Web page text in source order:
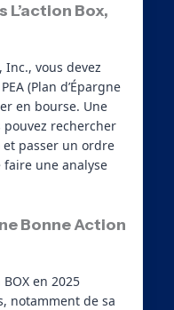
Box,
Inc., vous devez
(Plan d’Épargne
en bourse. Une
rechercher
et passer un ordre
faire une analyse
Bonne Action
BOX en 2025
notamment de sa